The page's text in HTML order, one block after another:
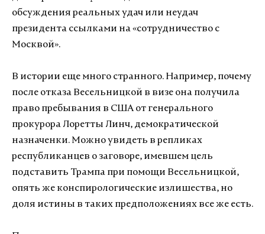
обсуждения реальных удач или неудач
президента ссылками на «сотрудничество с
Москвой».
В истории еще много странного. Например, почему
после отказа Весельницкой в визе она получила
право пребывания в США от генерального
прокурора Лоретты Линч, демократической
назначенки. Можно увидеть в репликах
республиканцев о заговоре, имевшем цель
подставить Трампа при помощи Весельницкой,
опять же конспирологические излишества, но
доля истины в таких предположениях все же есть.